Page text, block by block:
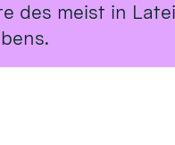
des meist in